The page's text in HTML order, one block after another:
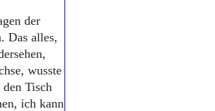
Ostpreußen
Pommern
Brandenburg
Schlesien
und Westpreußen
Bücher
der
Das alles,
wusste
Tisch
ich kann